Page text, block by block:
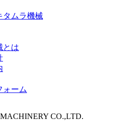
タムラ機械
とは
ォーム
CO.,LTD.